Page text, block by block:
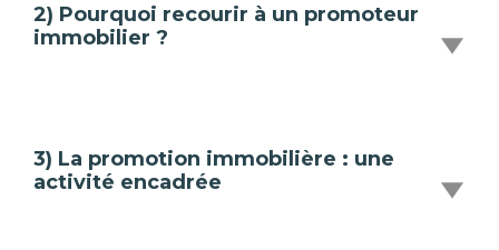
2) Pourquoi recourir à un promoteur
immobilier ?
3) La promotion immobilière : une
activité encadrée